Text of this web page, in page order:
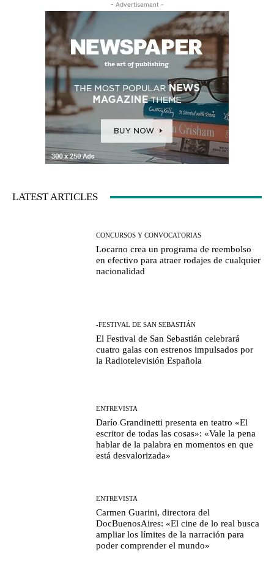
- Advertisement -
LATEST ARTICLES
CONCURSOS Y CONVOCATORIAS
Locarno crea un programa de reembolso
en efectivo para atraer rodajes de cualquier
nacionalidad
-FESTIVAL DE SAN SEBASTIÁN
El Festival de San Sebastián celebrará
cuatro galas con estrenos impulsados por
la Radiotelevisión Española
ENTREVISTA
Darío Grandinetti presenta en teatro «El
escritor de todas las cosas»: «Vale la pena
hablar de la palabra en momentos en que
está desvalorizada»
ENTREVISTA
Carmen Guarini, directora del
DocBuenosAires: «El cine de lo real busca
ampliar los límites de la narración para
poder comprender el mundo»